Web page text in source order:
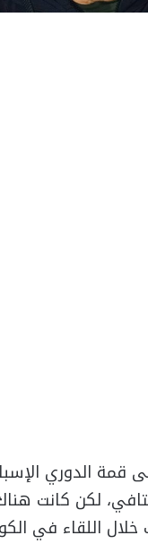
قمة الدوري
خيتافي، لكن كانت
اللقاء في